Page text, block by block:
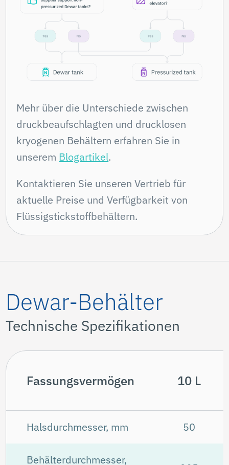
Für Cryofan Mini sind sowohl 50-L- als
auch 10-L-Dewars als optionales
Zubehör erhältlich
Wählen Sie den
Kryotank, der am besten
geeignet ist
Beantworten Sie einige Fragen, um
die beste Auswahl zu treffen:
Mehr über die Unterschiede zwischen
kryogenen Behältern erfahren Sie in
unseremBlogartikel
Kontaktieren Sie unseren Vertrieb für